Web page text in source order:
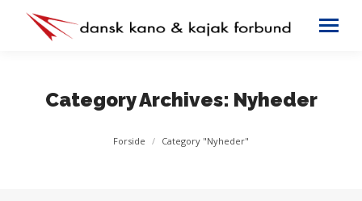
Category Archives: Nyheder
You are here:
Forside Category "Nyheder"